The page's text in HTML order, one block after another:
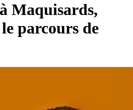
Maquisards,
parcours de